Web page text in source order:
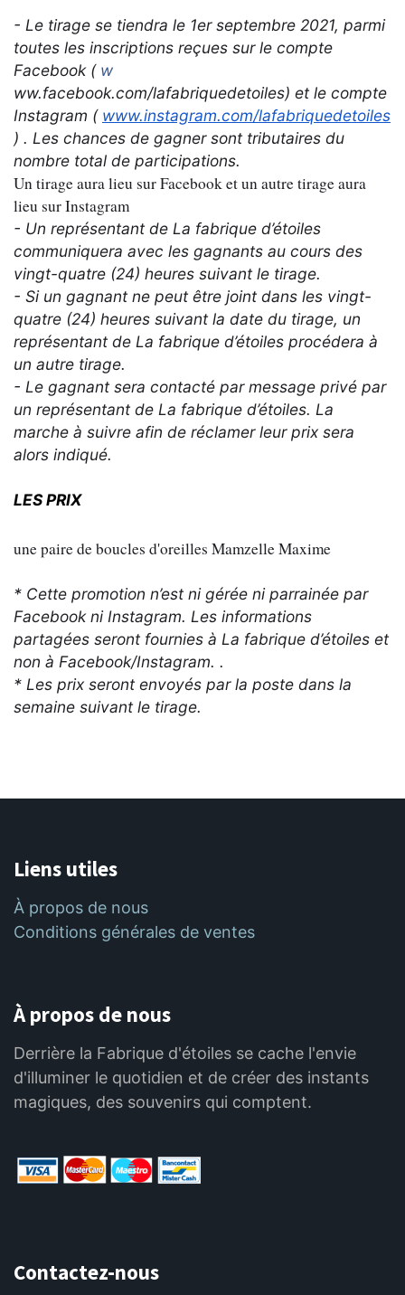
- Le tirage se tiendra le 1er septembre 2021, parmi
toutes les inscriptions reçues sur le compte
Facebook ( w
ww.facebook.com/lafabriquedetoiles) et le compte
Instagram ( www.instagram.com/lafabriquedetoiles
) . Les chances de gagner sont tributaires du
nombre total de participations.
Un tirage aura lieu sur Facebook et un autre tirage aura
lieu sur Instagram
- Un représentant de La fabrique d’étoiles
communiquera avec les gagnants au cours des
vingt-quatre (24) heures suivant le tirage.
- Si un gagnant ne peut être joint dans les vingt-
quatre (24) heures suivant la date du tirage, un
représentant de La fabrique d’étoiles procédera à
un autre tirage.
- Le gagnant sera contacté par message privé par
un représentant de La fabrique d’étoiles. La
marche à suivre afin de réclamer leur prix sera
alors indiqué.
LES PRIX
une paire de boucles d'oreilles Mamzelle Maxime
* Cette promotion n’est ni gérée ni parrainée par
Facebook ni Instagram. Les informations
partagées seront fournies à La fabrique d’étoiles et
non à Facebook/Instagram. .
* Les prix seront envoyés par la poste dans la
semaine suivant le tirage.
Liens utiles
À propos de nous
Conditions générales de ventes
À propos de nous
Derrière la Fabrique d'étoiles se cache l'envie
d'illuminer le quotidien et de créer des instants
magiques, des souvenirs qui comptent.
Contactez-nous